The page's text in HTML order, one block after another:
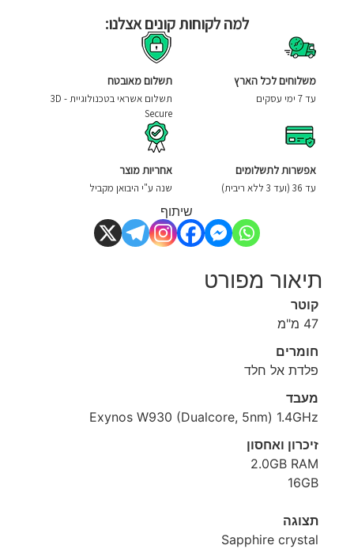
למה לקוחות קונים אצלנו:
משלוחים לכל הארץ
עד 7 ימי עסקים
תשלום מאובטח
תשלום אשראי בטכנולוגיית - 3D
Secure
אפשרות לתשלומים
עד 36 (ועד 3 ללא ריבית)
אחריות מוצר
שנה ע"י היבואן מקביל
שיתוף
תיאור מפורט
קוטר
47 מ"מ
חומרים
פלדת אל חלד
מעבד
Exynos W930 (Dualcore, 5nm) 1.4GHz
זיכרון ואחסון
2.0GB RAM
16GB
תצוגה
Sapphire crystal